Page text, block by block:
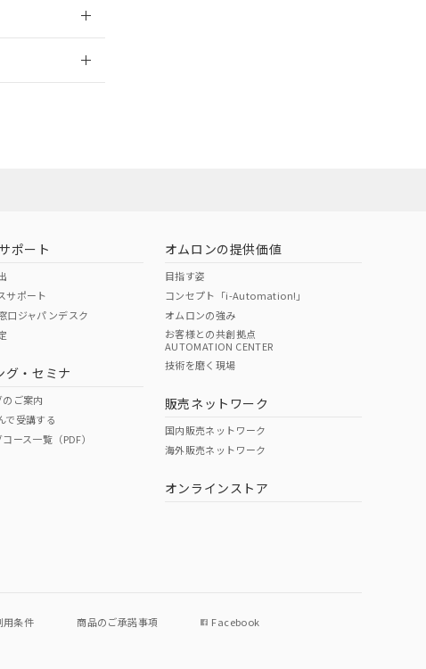
O O
ポート
サポート
口ジャパンデスク
グ・セミナ
ご案内
で受講する
ース一覧（PDF）
オムロンの提供価値
目指す姿
コンセプト「i-Automation!」
オムロンの強み
お客様との共創拠点
AUTOMATION CENTER
技術を磨く現場
販売ネットワーク
国内販売ネットワーク
海外販売ネットワーク
オンラインストア
用条件 商品のご承諾事項 Facebook